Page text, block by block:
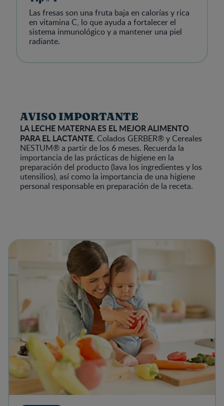
Las fresas son una fruta baja en calorías y rica
en vitamina C, lo que ayuda a fortalecer el
sistema inmunológico y a mantener una piel
radiante.
AVISO IMPORTANTE
LA LECHE MATERNA ES EL MEJOR ALIMENTO
PARA EL LACTANTE. Colados GERBER® y Cereales
NESTUM® a partir de los 6 meses. Recuerda la
importancia de las prácticas de higiene en la
preparación del producto (lava los ingredientes y los
utensilios), así como la importancia de una higiene
personal responsable en preparación de la receta.
View details